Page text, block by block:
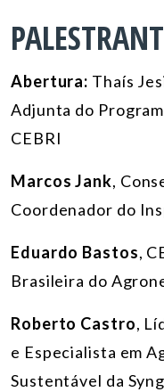
Abertura: Thaís
Adjunta do
CEBRI
Marcos Jank,
Coordenador do
Eduardo Bastos,
Brasileira do
Roberto Castro,
e Especialista em
Sustentável da